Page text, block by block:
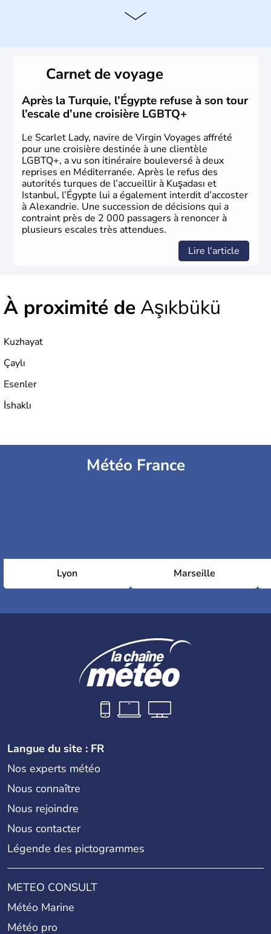
Histoire et administration
qui constitueront en 1299 les fondations de l'Empire
ottoman. Après avoir rattaché l'Anatolie et la Thrace
orientale au territoire turc, la République est proclamée
le 29 octobre 1923. Ankara remplace alors Istanbul au
titre de capitale du pays.
Carnet de voyage
Après la Turquie, l’Égypte refuse à son tour
l’escale d’une croisière LGBTQ+
Le Scarlet Lady, navire de Virgin Voyages affrété
pour une croisière destinée à une clientèle
LGBTQ+, a vu son itinéraire bouleversé à deux
reprises en Méditerranée. Après le refus des
autorités turques de l’accueillir à Kuşadası et
Istanbul, l’Égypte lui a également interdit d’accoster
à Alexandrie. Une succession de décisions qui a
contraint près de 2 000 passagers à renoncer à
plusieurs escales très attendues.
Lire l'article
À proximité deAşıkbükü
Kuzhayat
Çaylı
Esenler
İshaklı
Météo France
Lyon Marseille
Langue du site : FR
Nos experts météo
Nous connaître
Nous rejoindre
Nous contacter
Légende des pictogrammes
METEO CONSULT
Météo Marine
Météo pro